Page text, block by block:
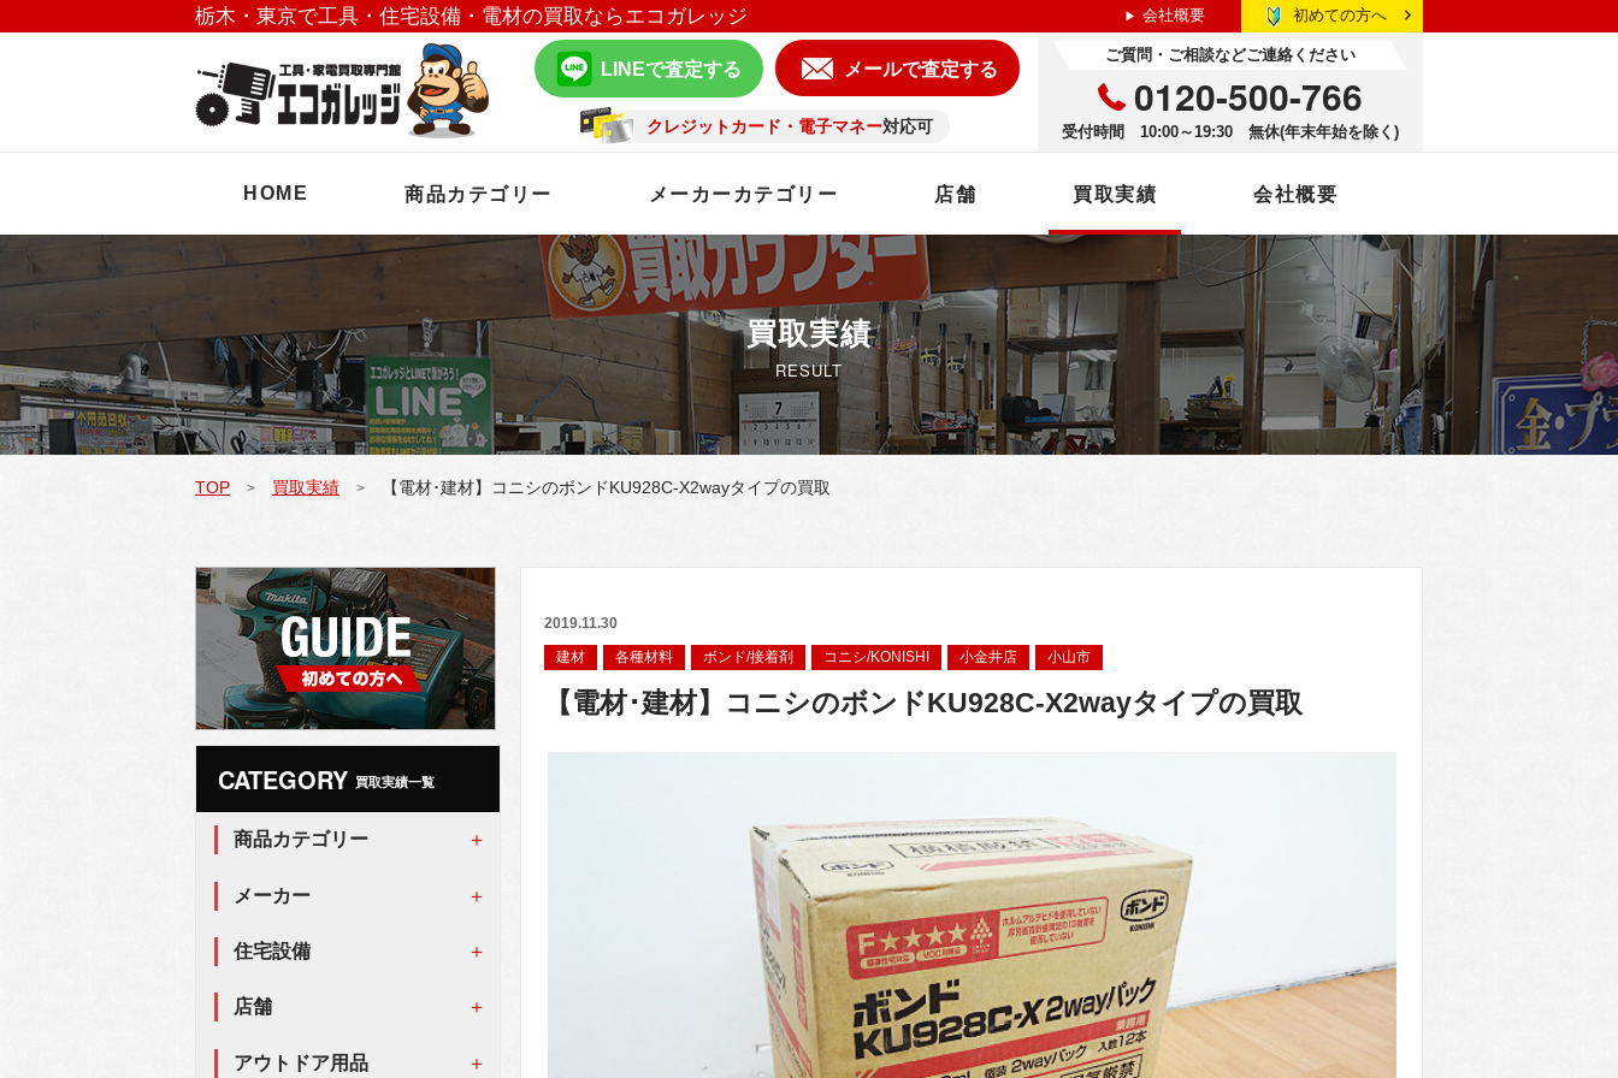
栃木・東京で工具・住宅設備・電材の買取ならエコガレッジ 会社概要 初めての方へ
LINEで査定する メールで査定する
クレジットカード・電子マネー対応可
ご質問・ご相談などご連絡ください
0120-500-766
受付時間 10:00～19:30 無休(年末年始を除く)
HOME 商品カテゴリー メーカーカテゴリー 店舗 買取実績 会社概要
買取実績
RESULT
TOP > 買取実績 > 【電材･建材】コニシのボンドKU928C-X2wayタイプの買取
2019.11.30
建材
各種材料 ボンド/接着剤 コニシ/KONISHI 小金井店 小山市
【電材･建材】コニシのボンドKU928C-X2wayタイプの買取
CATEGORY 買取実績一覧
商品カテゴリー
メーカー
住宅設備
店舗
アウトドア用品